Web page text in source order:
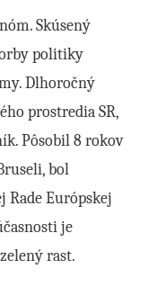
Skúsený
politiky
Dlhoročný
prostredia SR,
Pôsobil 8 rokov
bol
Rade Európskej
je
rast.